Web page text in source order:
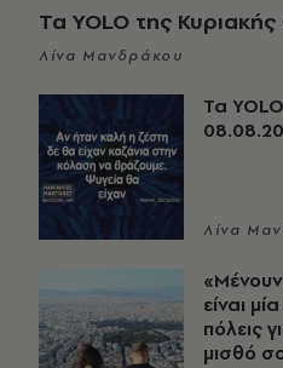
Τα YOLO της
Λίνα Μανδράκου
Τα
Λίνα
είναι
πόλεις
μισθό